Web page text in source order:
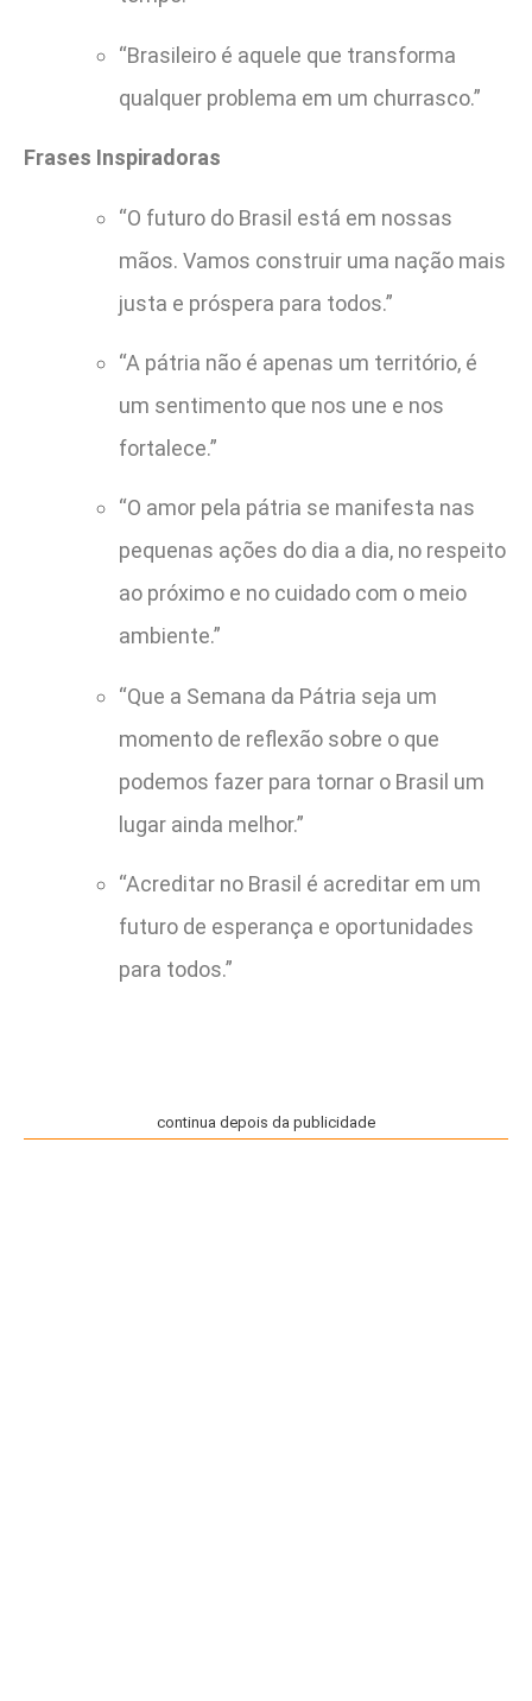
“Brasileiro é aquele que transforma
qualquer problema em um churrasco.”
Frases Inspiradoras
“O futuro do Brasil está em nossas
mãos. Vamos construir uma nação mais
justa e próspera para todos.”
“A pátria não é apenas um território, é
um sentimento que nos une e nos
fortalece.”
“O amor pela pátria se manifesta nas
pequenas ações do dia a dia, no respeito
ao próximo e no cuidado com o meio
ambiente.”
“Que a Semana da Pátria seja um
momento de reflexão sobre o que
podemos fazer para tornar o Brasil um
lugar ainda melhor.”
“Acreditar no Brasil é acreditar em um
futuro de esperança e oportunidades
para todos.”
continua depois da publicidade